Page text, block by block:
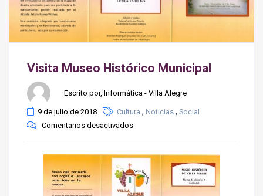
Visita Museo Histórico Municipal
Escrito por, Informática - Villa Alegre
9 de julio de 2018 Cultura , Noticias , Social
Comentarios desactivados